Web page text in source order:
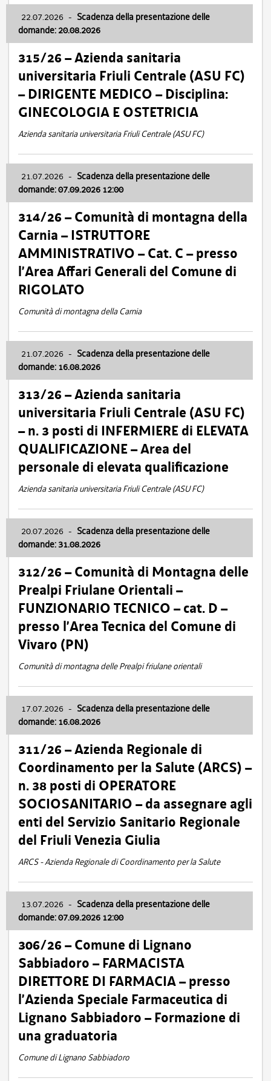
22.07.2026 - Scadenza della presentazione delle
domande: 20.08.2026
315/26 – Azienda sanitaria
universitaria Friuli Centrale (ASU FC)
– DIRIGENTE MEDICO – Disciplina:
GINECOLOGIA E OSTETRICIA
Azienda sanitaria universitaria Friuli Centrale (ASU FC)
21.07.2026 - Scadenza della presentazione delle
domande: 07.09.2026 12:00
314/26 – Comunità di montagna della
Carnia – ISTRUTTORE
AMMINISTRATIVO – Cat. C – presso
l’Area Affari Generali del Comune di
RIGOLATO
Comunità di montagna della Carnia
21.07.2026 - Scadenza della presentazione delle
domande: 16.08.2026
313/26 – Azienda sanitaria
universitaria Friuli Centrale (ASU FC)
– n. 3 posti di INFERMIERE di ELEVATA
QUALIFICAZIONE – Area del
personale di elevata qualificazione
Azienda sanitaria universitaria Friuli Centrale (ASU FC)
20.07.2026 - Scadenza della presentazione delle
domande: 31.08.2026
312/26 – Comunità di Montagna delle
Prealpi Friulane Orientali –
FUNZIONARIO TECNICO – cat. D –
presso l’Area Tecnica del Comune di
Vivaro (PN)
Comunità di montagna delle Prealpi friulane orientali
17.07.2026 - Scadenza della presentazione delle
domande: 16.08.2026
311/26 – Azienda Regionale di
Coordinamento per la Salute (ARCS) –
n. 38 posti di OPERATORE
SOCIOSANITARIO – da assegnare agli
enti del Servizio Sanitario Regionale
del Friuli Venezia Giulia
ARCS - Azienda Regionale di Coordinamento per la Salute
13.07.2026 - Scadenza della presentazione delle
domande: 07.09.2026 12:00
306/26 – Comune di Lignano
Sabbiadoro – FARMACISTA
DIRETTORE DI FARMACIA – presso
l’Azienda Speciale Farmaceutica di
Lignano Sabbiadoro – Formazione di
una graduatoria
Comune di Lignano Sabbiadoro